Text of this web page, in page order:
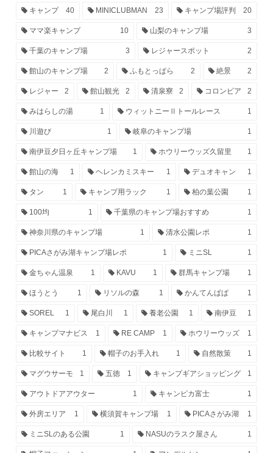
キャンプ 40 MINICLUBMAN 23 キャンプ場評判 20
ママ楽キャンプ 10 山梨のキャンプ場 3
千葉のキャンプ場 3 レジャースポット 2
館山のキャンプ場 2 ふもとっぱら 2 絶景 2
レジャー 2 館山観光 2 清泉寮 2 コロンビア 2
みはらしの湯 1 ウィットニーⅡトールレース 1
川遊び 1 岐阜のキャンプ場 1
南伊豆夕日ヶ丘キャンプ場 1 ホウリーウッズ久留里 1
館山の海 1 ヘレンカミスキー 1 デュオキャン 1
タン 1 キャンプ用ラック 1 柏の葉公園 1
100均 1 千葉県のキャンプ場おすすめ 1
神奈川県のキャンプ場 1 清水公園レポ 1
PICAさがみ湖キャンプ場レポ 1 ミニSL 1
金ちゃん温泉 1 KAVU 1 群馬キャンプ場 1
ほうとう 1 リソルの森 1 かんてんぱぱ 1
SOREL 1 尾白川 1 養老公園 1 南伊豆 1
キャンプマナビス 1 RE CAMP 1 ホウリーウッズ 1
比較サイト 1 帽子のお手入れ 1 自然散策 1
マグウサーモ 1 五徳 1 キャンプギアショッピング 1
アウトドアアウター 1 キャンピカ富士 1
外房エリア 1 横須賀キャンプ場 1 PICAさがみ湖 1
ミニSLのある公園 1 NASUのラスク屋さん 1